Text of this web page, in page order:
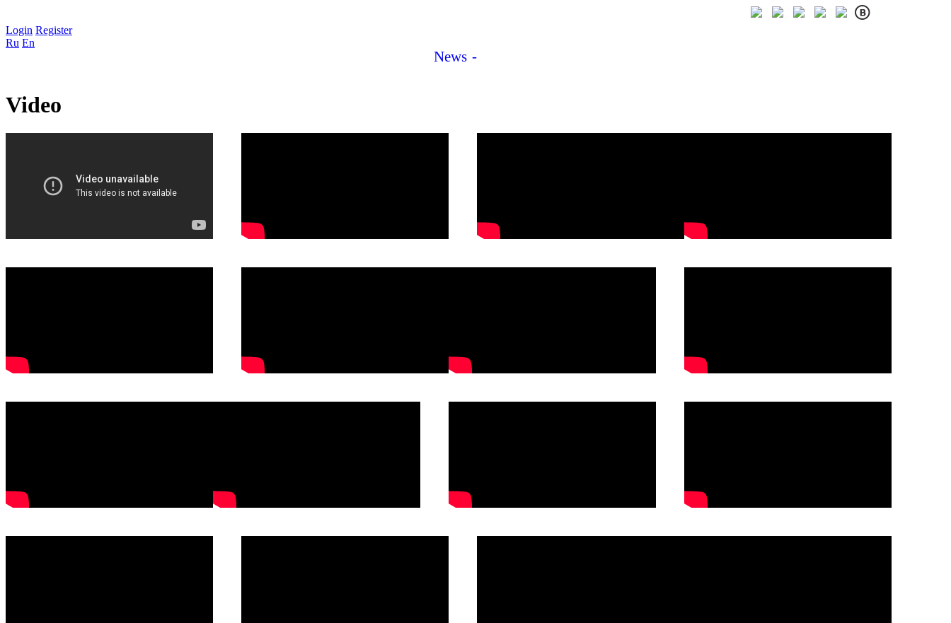
Login Register
Ru En
News
Video